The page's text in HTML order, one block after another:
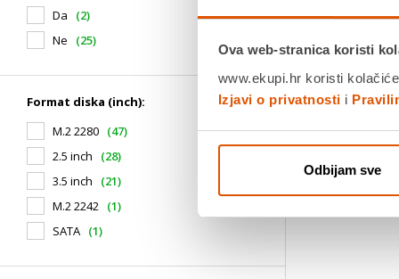
Ova web-stranica koristi
www.ekupi.hr koristi
Izjavi o privatnosti i
Odbijam sve
Da
(2)
Ne
(25)
Format diska (inch):
M.2 2280 (47)
2.5 inch
(28)
3.5 inch
(21)
M.2 2242 (1)
SATA (1)
Brzina
Jamstvo:3
Povrat robe
dana